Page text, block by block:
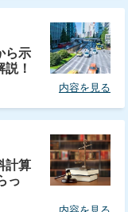
ら示
！
内容を見る
計算
っ